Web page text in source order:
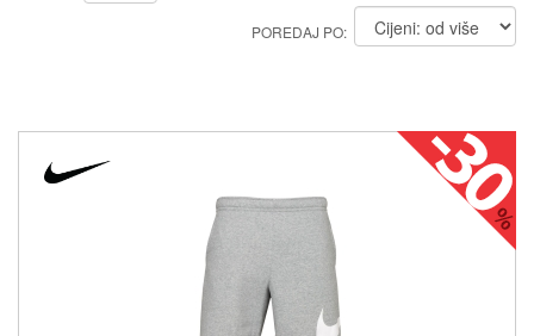
POREDAJ PO: